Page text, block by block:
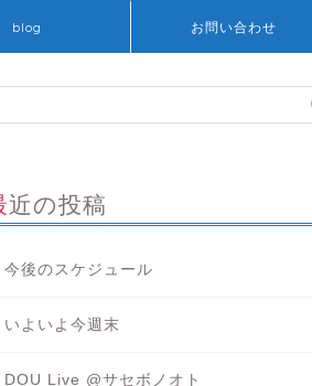
blog お問い合わせ
最近の投稿
今後のスケジュール
いよいよ今週末
DOU Live @サセボノオト